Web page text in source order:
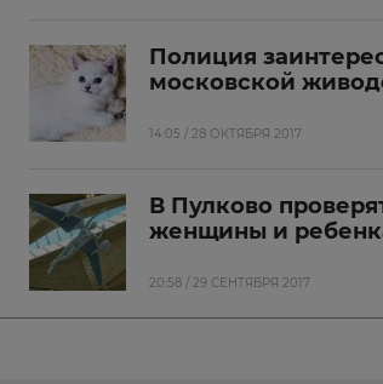
Полиция
московской
14:05 / 28 ОКТЯБРЯ 2017
В Пулково
женщины и
20:58 / 29 СЕНТЯБРЯ 2017